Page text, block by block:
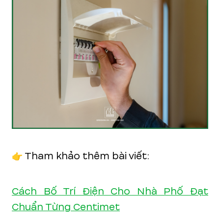
👉 Tham khảo thêm bài viết:
Cách Bố Trí Điện Cho Nhà Phố Đạt
Chuẩn Từng Centimet